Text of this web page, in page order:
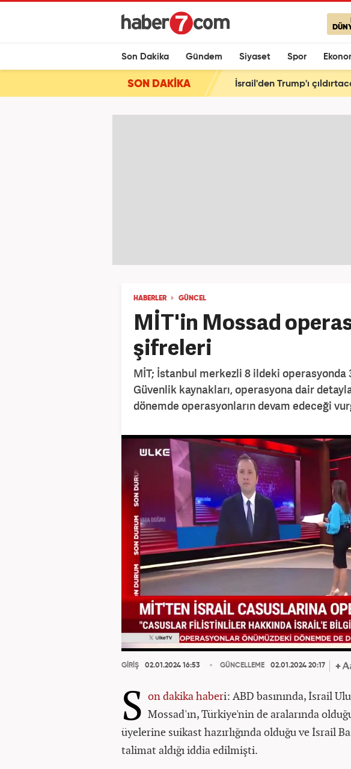
Son Dakika Gündem Siyaset Spor
SON DAKİKA İsrail'den Trump'ı
HABERLER GÜNCEL
MİT'in Mossad
şifreleri
MİT; İstanbul merkezli 8 ildeki operasyonda
Güvenlik kaynakları, operasyona dair
dönemde operasyonların devam edeceği
GİRİŞ 02.01.2024 16:53 GÜNCELLEME 02.01.2024 20:17
S on dakikahaberi: ABD basınında, İsrail
Mossad'ın, Türkiye'nin de aralarında
üyelerine suikast hazırlığında olduğu ve İsrail
talimat aldığı iddia edilmişti.